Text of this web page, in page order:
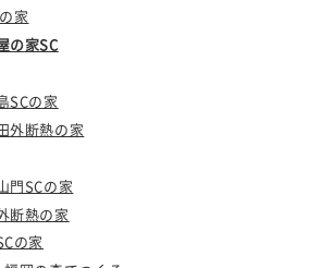
家
の家SC
SCの家
外断熱の家
門SCの家
断熱の家
の家